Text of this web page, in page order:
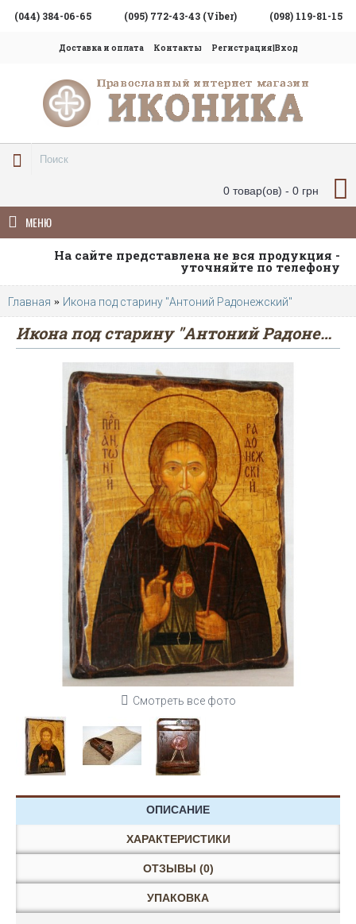
(044) 384-06-65 (095) 772-43-43 (Viber) (098) 119-81-15
Доставка и оплата Контакты Регистрация|Вход
0 товар(ов) - 0 грн
МЕНЮ
На сайте представлена не вся продукция -
уточняйте по телефону
Главная Икона под старину "Антоний Радонежский"
Икона под старину "Антоний Радонежский"
Смотреть все фото
ОПИСАНИЕ
ХАРАКТЕРИСТИКИ
ОТЗЫВЫ (0)
УПАКОВКА